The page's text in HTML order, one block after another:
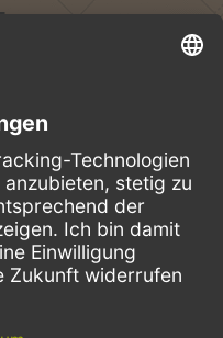
Treueprogramm.